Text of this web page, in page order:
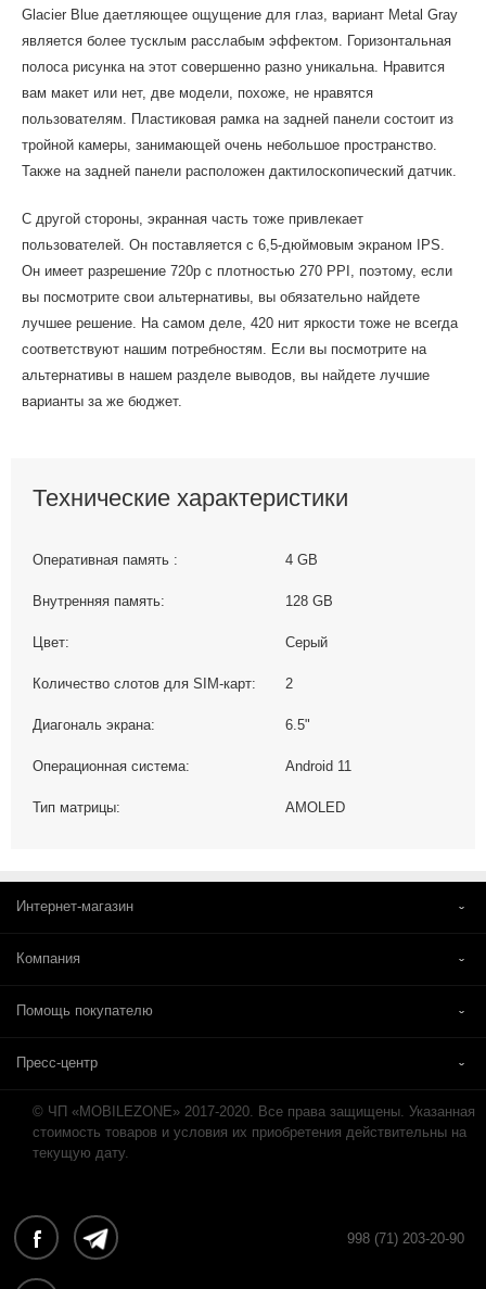
Glacier Blue даетляющее ощущение для глаз, вариант Metal Gray
является более тусклым расслабым эффектом. Горизонтальная
полоса рисунка на этот совершенно разно уникальна. Нравится
вам макет или нет, две модели, похоже, не нравятся
пользователям. Пластиковая рамка на задней панели состоит из
тройной камеры, занимающей очень небольшое пространство.
Также на задней панели расположен дактилоскопический датчик.
С другой стороны, экранная часть тоже привлекает
пользователей. Он поставляется с 6,5-дюймовым экраном IPS.
Он имеет разрешение 720p с плотностью 270 PPI, поэтому, если
вы посмотрите свои альтернативы, вы обязательно найдете
лучшее решение. На самом деле, 420 нит яркости тоже не всегда
соответствуют нашим потребностям. Если вы посмотрите на
альтернативы в нашем разделе выводов, вы найдете лучшие
варианты за же бюджет.
Технические характеристики
Оперативная память : 4 GB
Внутренняя память: 128 GB
Цвет: Серый
Количество слотов для SIM-карт: 2
Диагональ экрана: 6.5"
Операционная система: Android 11
Тип матрицы: AMOLED
Интернет-магазин
Компания
Помощь покупателю
Пресс-центр
© ЧП «MOBILEZONE» 2017-2020. Все права защищены. Указанная
стоимость товаров и условия их приобретения действительны на
текущую дату.
998 (71) 203-20-90